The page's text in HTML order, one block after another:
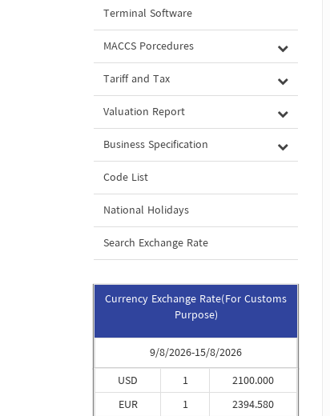
Terminal Software
MACCS Porcedures
Tariff and Tax
Valuation Report
Business Specification
Code List
National Holidays
Search Exchange Rate
Currency Exchange Rate(For Customs
Purpose)
9/8/2026-15/8/2026
USD
EUR
1
1
2100.000
2394.580